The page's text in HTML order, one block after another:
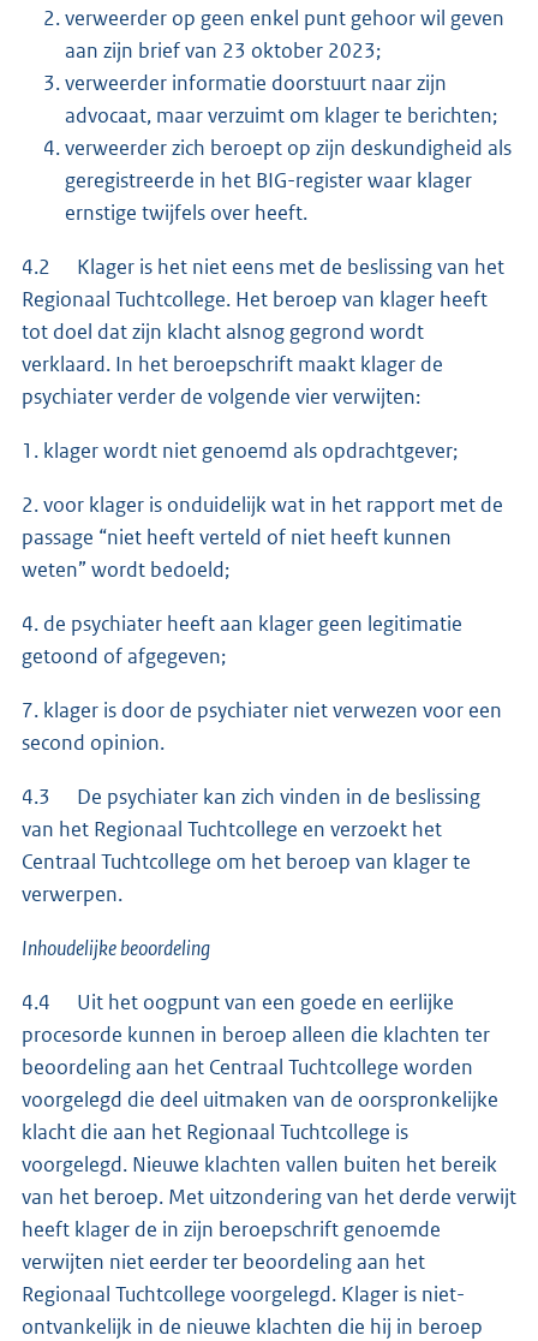
verweerder op geen enkel punt gehoor wil geven
aan zijn brief van 23 oktober 2023;
verweerder informatie doorstuurt naar zijn
advocaat, maar verzuimt om klager te berichten;
verweerder zich beroept op zijn deskundigheid als
geregistreerde in het BIG-register waar klager
ernstige twijfels over heeft.
4.2 Klager is het niet eens met de beslissing van het
Regionaal Tuchtcollege. Het beroep van klager heeft
tot doel dat zijn klacht alsnog gegrond wordt
verklaard. In het beroepschrift maakt klager de
psychiater verder de volgende vier verwijten:
1. klager wordt niet genoemd als opdrachtgever;
2. voor klager is onduidelijk wat in het rapport met de
passage “niet heeft verteld of niet heeft kunnen
weten” wordt bedoeld;
4. de psychiater heeft aan klager geen legitimatie
getoond of afgegeven;
7. klager is door de psychiater niet verwezen voor een
second opinion.
4.3 De psychiater kan zich vinden in de beslissing
van het Regionaal Tuchtcollege en verzoekt het
Centraal Tuchtcollege om het beroep van klager te
verwerpen.
Inhoudelijke beoordeling
4.4 Uit het oogpunt van een goede en eerlijke
procesorde kunnen in beroep alleen die klachten ter
beoordeling aan het Centraal Tuchtcollege worden
voorgelegd die deel uitmaken van de oorspronkelijke
klacht die aan het Regionaal Tuchtcollege is
voorgelegd. Nieuwe klachten vallen buiten het bereik
van het beroep. Met uitzondering van het derde verwijt
heeft klager de in zijn beroepschrift genoemde
verwijten niet eerder ter beoordeling aan het
Regionaal Tuchtcollege voorgelegd. Klager is niet-
ontvankelijk in de nieuwe klachten die hij in beroep